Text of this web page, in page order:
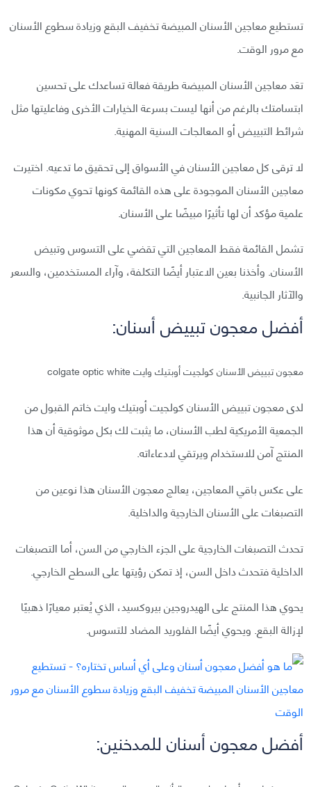
تستطيع معاجين الأسنان المبيضة تخفيف البقع وزيادة سطوع الأسنان
مع مرور الوقت.
تعَد معاجين الأسنان المبيضة طريقة فعالة تساعدك على تحسين
ابتسامتك بالرغم من أنها ليست بسرعة الخيارات الأخرى وفاعليتها مثل
شرائط التبييض أو المعالجات السنية المهنية.
لا ترقى كل معاجين الأسنان في الأسواق إلى تحقيق ما تدعيه. اختيرت
معاجين الأسنان الموجودة على هذه القائمة كونها تحوي مكونات
علمية مؤكد أن لها تأثيرًا مبيضًا على الأسنان.
تشمل القائمة فقط المعاجين التي تقضي على التسوس وتبيض
الأسنان. وأخذنا بعين الاعتبار أيضًا التكلفة، وآراء المستخدمين، والسعر
والآثار الجانبية.
أفضل معجون تبييض أسنان:
معجون تبييض الأسنان كولجيت أوبتيك وايت colgate optic white
لدى معجون تبييض الأسنان كولجيت أوبتيك وايت خاتم القبول من
الجمعية الأمريكية لطب الأسنان، ما يثبت لك بكل موثوقية أن هذا
المنتج آمن للاستخدام ويرتقي لادعاءاته.
على عكس باقي المعاجين، يعالج معجون الأسنان هذا نوعين من
التصبغات على الأسنان الخارجية والداخلية.
تحدث التصبغات الخارجية على الجزء الخارجي من السن، أما التصبغات
الداخلية فتحدث داخل السن، إذ تمكن رؤيتها على السطح الخارجي.
يحوي هذا المنتج على الهيدروجين بيروكسيد، الذي يُعتبر معيارًا ذهبيًا
لإزالة البقع. ويحوي أيضًا الفلوريد المضاد للتسوس.
أفضل معجون أسنان للمدخنين: